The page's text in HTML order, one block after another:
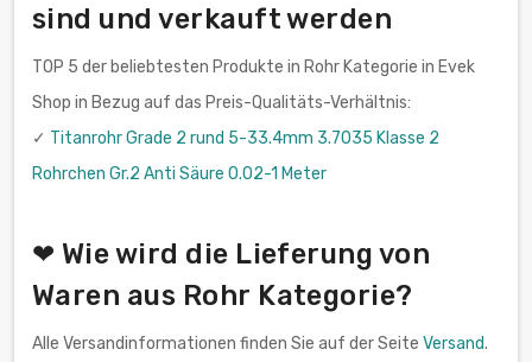
sind und verkauft werden
TOP 5 der beliebtesten Produkte in Rohr Kategorie in Evek
Shop in Bezug auf das Preis-Qualitäts-Verhältnis:
✓ Titanrohr Grade 2 rund 5-33.4mm 3.7035 Klasse 2
Rohrchen Gr.2 Anti Säure 0.02-1 Meter
❤ Wie wird die Lieferung von
Waren aus Rohr Kategorie?
Alle Versandinformationen finden Sie auf der Seite Versand.